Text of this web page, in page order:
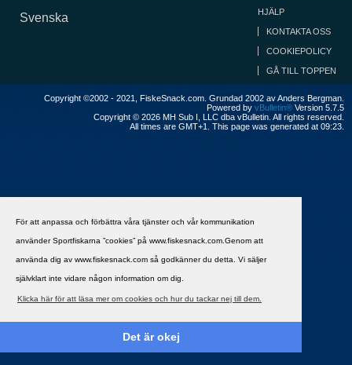
För att anpassa och förbättra våra tjänster och vår kommunikation
använder Sportfiskarna ”cookies” på www.fiskesnack.com.Genom att
använda dig av www.fiskesnack.com så godkänner du detta. Vi säljer
självklart inte vidare någon information om dig.
Klicka här för att läsa mer om cookies och hur du tackar nej till dem.
Det är okej
Svenska HJÄLP
KONTAKTA OSS
COOKIEPOLICY
GÅ TILL TOPPEN
Copyright ©2002 - 2021, FiskeSnack.com. Grundad 2002 av Anders Bergman.
Powered by vBulletin® Version 5.7.5
Copyright © 2026 MH Sub I, LLC dba vBulletin. All rights reserved.
All times are GMT+1. This page was generated at 09:23.